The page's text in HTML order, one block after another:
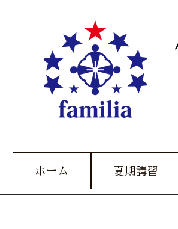
ホーム 夏期講習